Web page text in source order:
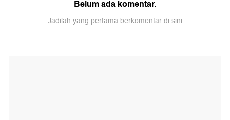
Belum ada komentar.
Jadilah yang pertama berkomentar di sini